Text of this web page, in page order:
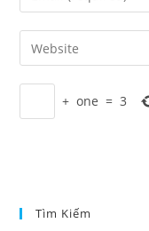
comment
your
email
address
comment
Enter
your
website
+ one = 3
Tìm Kiếm